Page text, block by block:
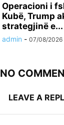
Operacioni i
Kubë, Trump
strategjinë e...
admin - 07/08/2026
NO
LEAVE A